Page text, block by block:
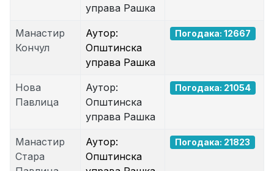
управа Рашка
Манастир
Кончул
Аутор:
Општинска
управа Рашка
Погодака: 12667
Нова
Павлица
Аутор:
Општинска
управа Рашка
Погодака: 21054
Манастир
Стара
Аутор:
Општинска
Погодака: 21823